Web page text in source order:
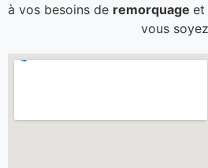
à vos besoins de remorquage et
vous